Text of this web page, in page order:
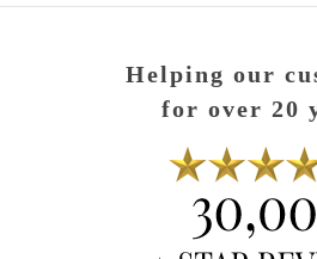
Helping our
for over 20